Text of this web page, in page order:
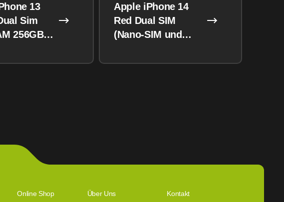
13
Sim
256GB
Apple iPhone 14
Red Dual SIM
(Nano-SIM und
Online Shop Über Uns Kontakt